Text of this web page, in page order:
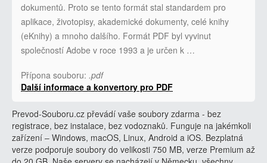
dokumentů. Proto se tento formát stal standardem pro
aplikace, životopisy, akademické dokumenty, celé knihy
(eKnihy) a mnoho dalšího. Formát PDF byl vyvinut
společností Adobe v roce 1993 a je určen k …
Přípona souboru: .pdf
Další informace a konvertory pro PDF
Prevod-Souboru.cz převádí vaše soubory zdarma - bez
registrace, bez instalace, bez vodoznaků. Funguje na jakémkoli
zařízení – Windows, macOS, Linux, Android a iOS. Bezplatná
verze podporuje soubory do velikosti 750 MB, verze Premium až